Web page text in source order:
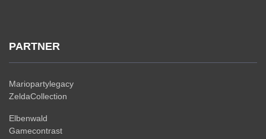
PARTNER
Mariopartylegacy
ZeldaCollection
Elbenwald
Gamecontrast